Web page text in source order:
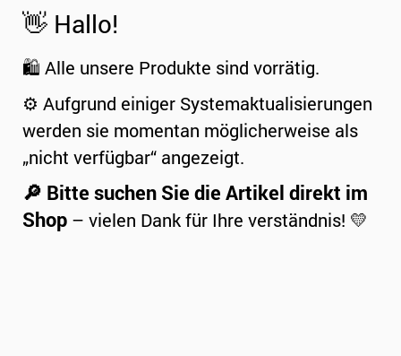
👋 Hallo!
🛍️ Alle unsere Produkte sind vorrätig.
⚙️ Aufgrund einiger Systemaktualisierungen
werden sie momentan möglicherweise als
„nicht verfügbar“ angezeigt.
🔎 Bitte suchen Sie die Artikel direkt im
Shop – vielen Dank für Ihre verständnis! 💛